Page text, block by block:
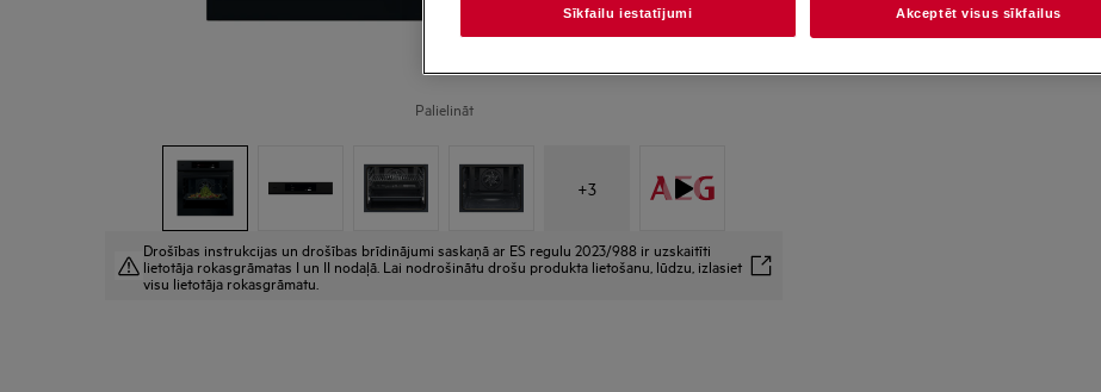
Palielināt
+3
Drošības instrukcijas un drošības brīdinājumi saskaņā ar ES regulu 2023/988 ir uzskaitīti
lietotāja rokasgrāmatas I un II nodaļā. Lai nodrošinātu drošu produkta lietošanu, lūdzu, izlasiet
visu lietotāja rokasgrāmatu.
Sīkfailu iestatījumi Akceptēt visus sīkfailus